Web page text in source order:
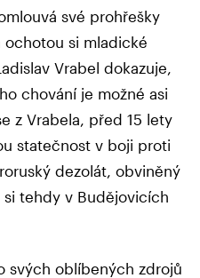
své prohřešky
ochotou si mladické
Vrabel dokazuje,
chování je možné asi
z Vrabela, před 15 lety
statečnost v boji proti
dezolát, obviněný
tehdy v Budějovicích
svých oblíbených zdrojů